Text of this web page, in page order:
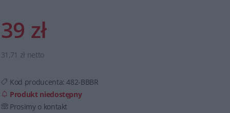
39 zł
31,71 zł netto
Kod producenta:482-BBBR
Produkt niedostępny
Prosimy o kontakt